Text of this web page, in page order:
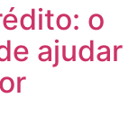
o
ajudar